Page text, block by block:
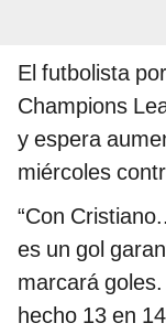
El futbolista
Champions
y espera
miércoles
“Con
es un gol
marcará
hecho 13 en